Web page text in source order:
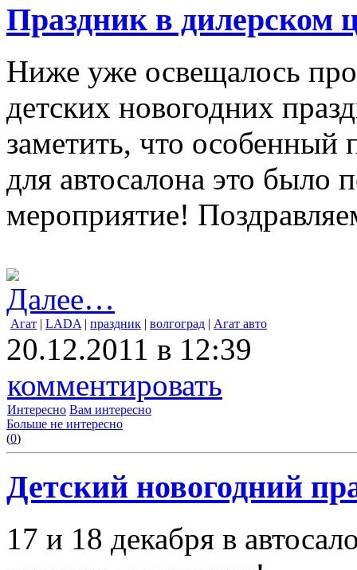
Праздник в дилерском
Ниже уже освещалось
детских новогодних
заметить, что особенный
для автосалона это было
мероприятие!
Далее…
Агат | LADA | праздник | волгоград | Агат авто
20.12.2011 в 12:39
комментировать
Интересно Вам интересно
Больше не интересно
(0)
Детский новогодний
17 и 18 декабря в